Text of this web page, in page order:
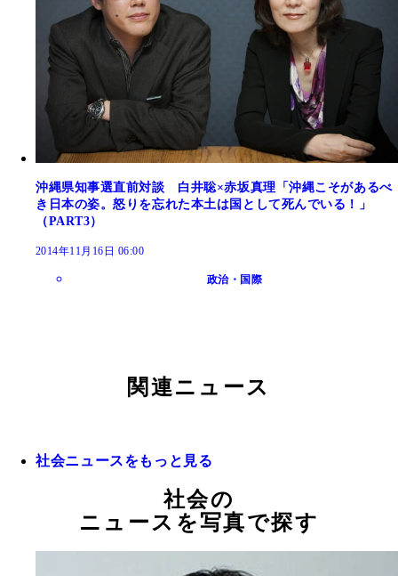
沖縄県知事選直前対談 白井聡×赤坂真理「沖縄こそがあるべ
き日本の姿。怒りを忘れた本土は国として死んでいる！」
（PART3）
2014年11月16日 06:00
政治・国際
関連ニュース
社会ニュースをもっと見る
社会の
ニュースを写真で探す